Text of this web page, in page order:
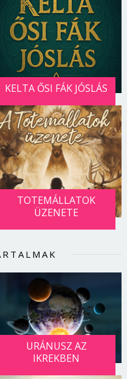
KELTA ŐSI FÁK JÓSLÁS
TOTEMÁLLATOK
ÜZENETE
URÁNUSZ AZ
IKREKBEN